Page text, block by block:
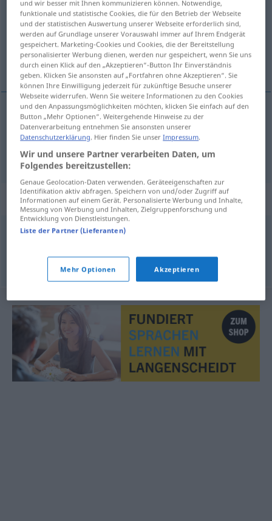
Übersicht aller Übersetzungen
(Für mehr Details die Übersetzung anklicken/antippen)
dzicz , dzika okolica, odludzie
dzicz(leśna) WildnisWald
dzikaokolica, (leśne)odludzie WildnisÖde
Synonyme für "Wildnis"
© OpenThesaurus.de
und wir besser mit Ihnen kommunizieren können. Notwendige,
funktionale und statistische Cookies, die für den Betrieb der Webseite
und der statistischen Auswertung unserer Webseite erforderlich sind,
werden auf Grundlage unserer Vorauswahl immer auf Ihrem Endgerät
gespeichert. Marketing-Cookies und Cookies, die der Bereitstellung
personalisierter Werbung dienen, werden nur gespeichert, wenn Sie uns
durch einen Klick auf den „Akzeptieren“-Button Ihr Einverständnis
geben. Klicken Sie ansonsten auf „Fortfahren ohne Akzeptieren“. Sie
können Ihre Einwilligung jederzeit für zukünftige Besuche unserer
Webseite widerrufen. Wenn Sie weitere Informationen zu den Cookies
und den Anpassungsmöglichkeiten möchten, klicken Sie einfach auf den
Button „Mehr Optionen“. Weitergehende Hinweise zu der
Datenverarbeitung entnehmen Sie ansonsten unserer
Datenschutzerklärung. Hier finden Sie unserImpressum.
Wir und unsere Partner verarbeiten Daten, um
Folgendes bereitzustellen:
Genaue Geolocation-Daten verwenden. Geräteeigenschaften zur
Identifikation aktiv abfragen. Speichern von und/oder Zugriff auf
Informationen auf einem Gerät. Personalisierte Werbung und Inhalte,
Messung von Werbung und Inhalten, Zielgruppenforschung und
Entwicklung von Dienstleistungen.
Liste der Partner (Lieferanten)
Mehr Optionen Akzeptieren